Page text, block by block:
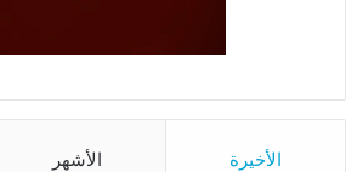
الأخيرة الأشهر